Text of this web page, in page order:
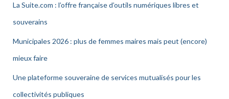
La Suite.com : l’offre française d’outils numériques libres et
souverains
Municipales 2026 : plus de femmes maires mais peut (encore)
mieux faire
Une plateforme souveraine de services mutualisés pour les
collectivités publiques